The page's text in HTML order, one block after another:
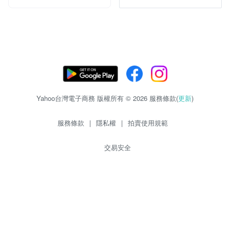
Yahoo台灣電子商務 版權所有 © 2026 服務條款(更新)
服務條款 | 隱私權 | 拍賣使用規範
交易安全